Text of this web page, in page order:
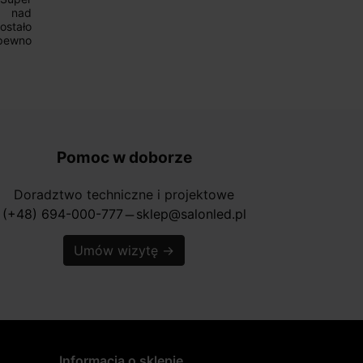
Pomoc w doborze
Doradztwo techniczne i projektowe
(+48) 694-000-777 horizontal_rule sklep@salonled.pl
Umów wizytę →